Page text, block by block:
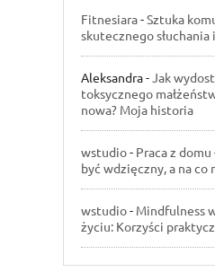
Fitnesiara-Sztuka
skutecznego
Aleksandra-Jak
toksycznego
nowa? Moja historia
wstudio- Praca z domu
być wdzięczny, a na co
wstudio- Mindfulness
życiu: Korzyści